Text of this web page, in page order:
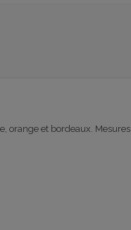
et bordeaux.